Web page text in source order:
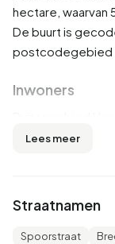
hectare, waarvan
De buurt is
postcodegebied
Inwoners
55,3% man en
44,7% is
gescheiden en
Lees meer
Straatnamen
Spoorstraat